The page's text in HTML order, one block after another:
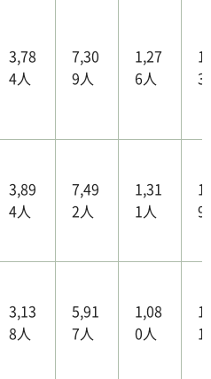
3,78
4人
7,30
9人
1,27
6人
3
3,89
4人
7,49
2人
1,31
1人
9
3,13
8人
5,91
7人
1,08
0人
1